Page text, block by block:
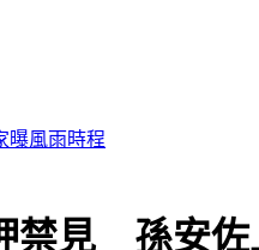
最高
禁見 孫安佐